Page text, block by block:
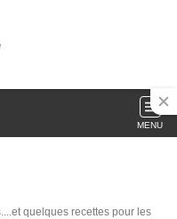
MENU
quelques recettes pour les